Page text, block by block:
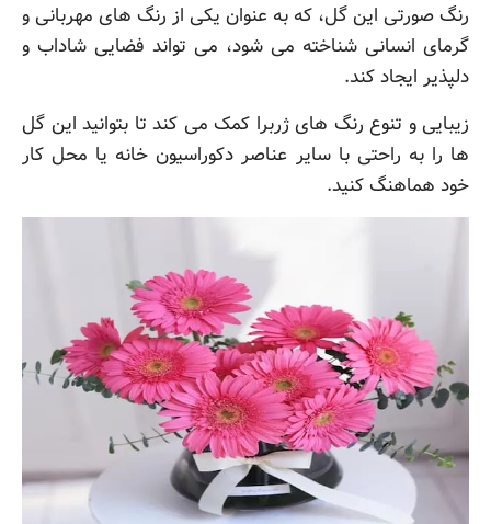
رنگ صورتی این گل، که به عنوان یکی از رنگ های مهربانی و
گرمای انسانی شناخته می شود، می تواند فضایی شاداب و
دلپذیر ایجاد کند.
زیبایی و تنوع رنگ های ژربرا کمک می کند تا بتوانید این گل
ها را به راحتی با سایر عناصر دکوراسیون خانه یا محل کار
خود هماهنگ کنید.